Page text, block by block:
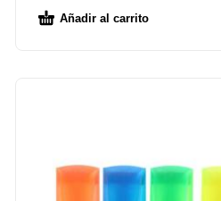
Añadir al carrito